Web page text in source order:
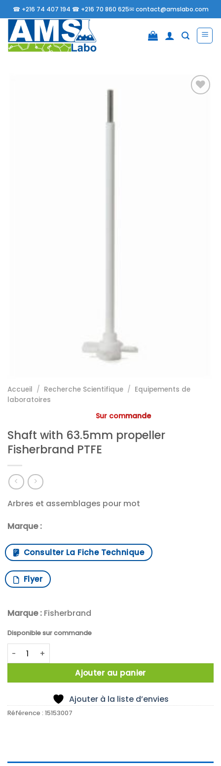
Passer
au
contenu
☎ +216 74 407 194 ☎ +216 70 860 625✉contact@amslabo.com
Accueil / Recherche Scientifique / Equipements de
laboratoires
Sur commande
Shaft with 63.5mm propeller
Fisherbrand PTFE
Arbres et assemblages pour mot
Marque :
Consulter La Fiche Technique
Flyer
Marque : Fisherbrand
Disponible sur commande
quantité de Shaft with 63.5mm propeller Fisherbrand PTFE
Ajouter au panier
Ajouter à la liste d’envies
Référence : 15153007